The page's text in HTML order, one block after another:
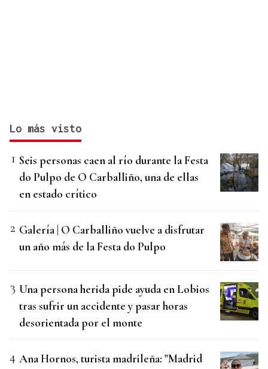
Lo más visto
Seis personas caen al río durante la Festa
do Pulpo de O Carballiño, una de ellas
en estado crítico
Galería | O Carballiño vuelve a disfrutar
un año más de la Festa do Pulpo
Una persona herida pide ayuda en Lobios
tras sufrir un accidente y pasar horas
desorientada por el monte
Ana Hornos, turista madrileña: "Madrid